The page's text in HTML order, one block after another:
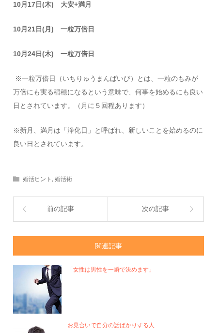
10月17日(木) 大安+満月
10月21日(月) 一粒万倍日
10月24日(木) 一粒万倍日
※一粒万倍日（いちりゅうまんばいび）とは、一粒のもみが
万倍にも実る稲穂になるという意味で、何事を始めるにも良い
日とされています。（月に５回程あります）
※新月、満月は「浄化日」と呼ばれ、新しいことを始めるのに
良い日とされています。
婚活ヒント ,婚活術
前の記事 次の記事
関連記事
「女性は男性を一瞬で決めます」
お見合いで自分の話ばかりする人